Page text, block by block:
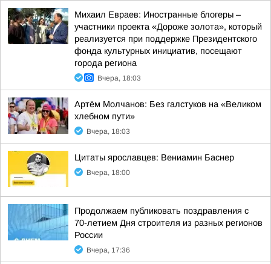
Михаил Евраев: Иностранные блогеры –
участники проекта «Дороже золота», который
реализуется при поддержке Президентского
фонда культурных инициатив, посещают
города региона
Вчера, 18:03
Артём Молчанов: Без галстуков на «Великом
хлебном пути»
Вчера, 18:03
Цитаты ярославцев: Вениамин Баснер
Вчера, 18:00
Продолжаем публиковать поздравления с
70-летием Дня строителя из разных регионов
России
Вчера, 17:36